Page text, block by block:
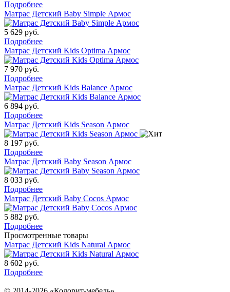
Подробнее
Матрас Детский Baby Simple Армос
5 629 руб.
Подробнее
Матрас Детский Kids Optima Армос
7 970 руб.
Подробнее
Матрас Детский Kids Balance Армос
6 894 руб.
Подробнее
Матрас Детский Kids Season Армос
8 197 руб.
Подробнее
Матрас Детский Baby Season Армос
8 033 руб.
Подробнее
Матрас Детский Baby Cocos Армос
5 882 руб.
Подробнее
Просмотренные товары
Матрас Детский Kids Natural Армос
8 602 руб.
Подробнее